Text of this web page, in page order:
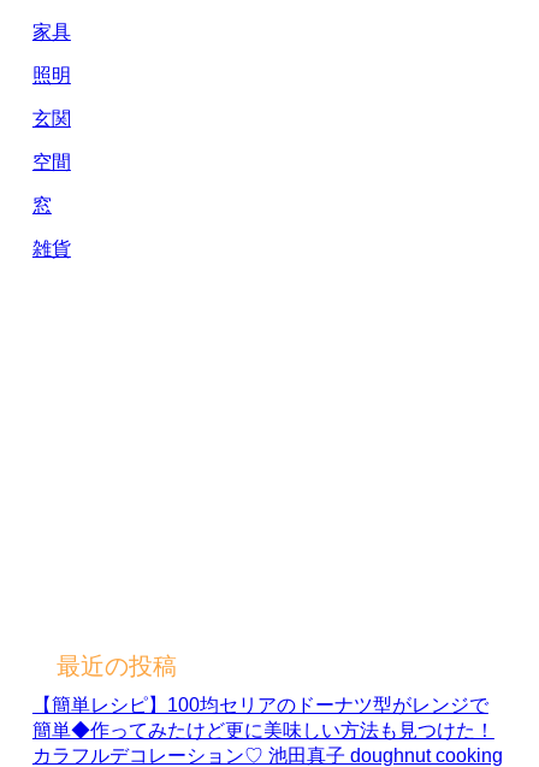
家具
照明
玄関
空間
窓
雑貨
最近の投稿
【簡単レシピ】100均セリアのドーナツ型がレンジで
簡単◆作ってみたけど更に美味しい方法も見つけた！
カラフルデコレーション♡ 池田真子 doughnut cooking